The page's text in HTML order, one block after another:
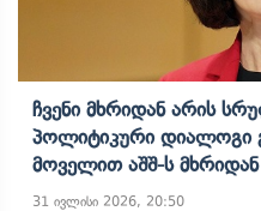
Ჩვენი Მხრიდან Არის
Პოლიტიკური Დიალოგი
Მოველით Აშშ-Ს
31 ივლისი 2026, 20:50